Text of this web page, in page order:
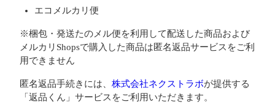
エコメルカリ便
※梱包・発送たのメル便を利用して配送した商品および
メルカリShopsで購入した商品は匿名返品サービスをご利
用できません
匿名返品手続きには、 株式会社ネクストラボが提供する
「返品くん」サービスをご利用いただきます。